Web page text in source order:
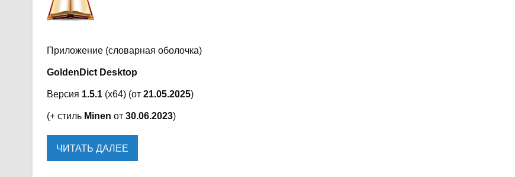
Приложение (словарная оболочка)
GoldenDict Desktop
Версия 1.5.1(x64) (от 21.05.2025)
(+ стиль Minen от 30.06.2023)
ЧИТАТЬ ДАЛЕЕ